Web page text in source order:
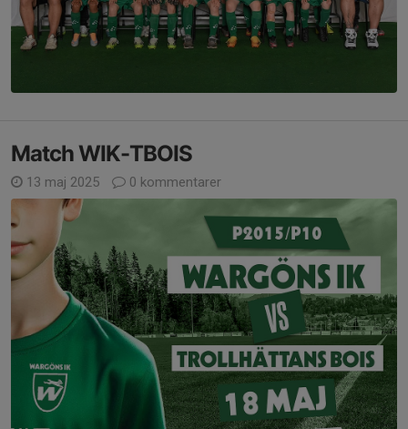
Match WIK-TBOIS
13 maj 2025 0 kommentarer